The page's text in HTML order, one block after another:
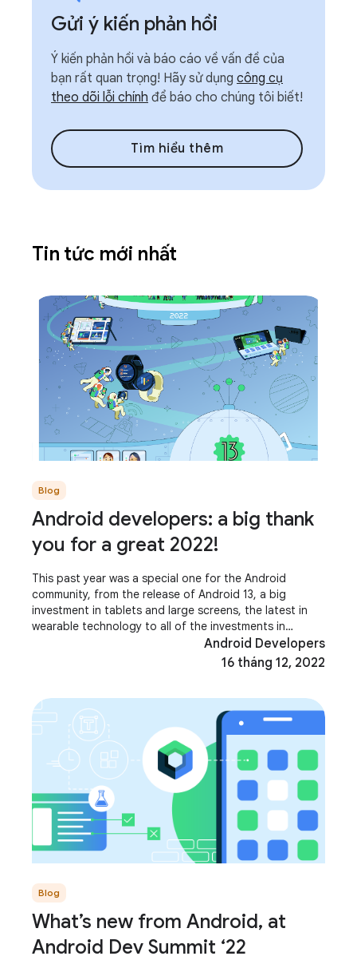
Gửi ý kiến phản hồi
Ý kiến phản hồi và báo cáo về vấn đề của
bạn rất quan trọng! Hãy sử dụng công cụ
theo dõi lỗi chính để báo cho chúng tôi biết!
Tìm hiểu thêm
Tin tức mới nhất
Blog
Android developers: a big thank
you for a great 2022!
This past year was a special one for the Android
community, from the release of Android 13, a big
investment in tablets and large screens, the latest in
wearable technology to all of the investments in
Modern Android Development! It was terrific to
Android Developers
16 tháng 12, 2022
Blog
What’s new from Android, at
Android Dev Summit ‘22